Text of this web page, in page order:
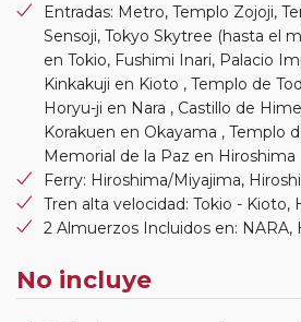
Entradas: Metro, Templo Zojoji,
Sensoji, Tokyo Skytree (hasta el
en Tokio, Fushimi Inari, Palacio
Kinkakuji en Kioto , Templo de
Horyu-ji en Nara , Castillo de
Korakuen en Okayama , Templo
Memorial de la Paz en Hiroshima
Ferry: Hiroshima/Miyajima,
Tren alta velocidad: Tokio - Kioto,
2 Almuerzos Incluidos en: NARA,
No incluye